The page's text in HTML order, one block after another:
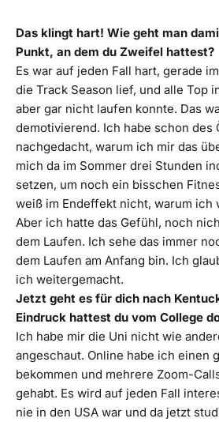
Das klingt hart! Wie geht man
Punkt, an dem du Zweifel hattest?
Es war auf jeden Fall hart, gerade
die Track Season lief, und alle Top
aber gar nicht laufen konnte. Das
demotivierend. Ich habe schon des
nachgedacht, warum ich mir das
mich da im Sommer drei Stunden
setzen, um noch ein bisschen
weiß im Endeffekt nicht, warum ich
Aber ich hatte das Gefühl, noch
dem Laufen. Ich sehe das immer
dem Laufen am Anfang bin. Ich
ich weitergemacht.
Jetzt geht es für dich nach
Eindruck hattest du vom College
Ich habe mir die Uni nicht wie
angeschaut. Online habe ich einen
bekommen und mehrere Zoom-
gehabt. Es wird auf jeden Fall
nie in den USA war und da jetzt